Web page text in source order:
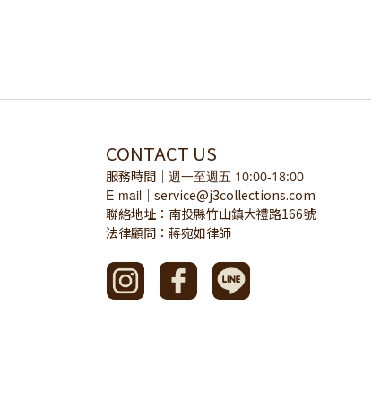
CONTACT US
服務時間 ｜ 週一至週五 10:00-18:00
E-mail ｜ service@j3collections.com
聯絡地址：南投縣竹山鎮大禮路166號
法律顧問：蔣宛如律師